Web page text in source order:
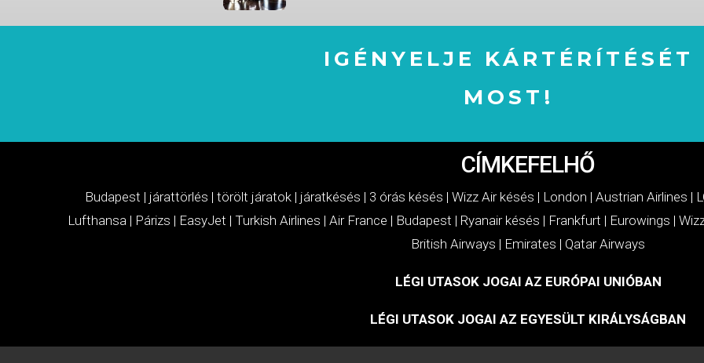
IGÉNYELJE KÁRTÉRÍTÉSÉT
MOST!
CÍMKEFELHŐ
Budapest | járattörlés | törölt járatok | járatkésés | 3 órás késés | Wizz Air késés | London | Austrian Airlines |
Lufthansa | Párizs | EasyJet | Turkish Airlines | Air France | Budapest | Ryanair késés | Frankfurt | Eurowings |
British Airways | Emirates | Qatar Airways
LÉGI UTASOK JOGAI AZ EURÓPAI UNIÓBAN
LÉGI UTASOK JOGAI AZ EGYESÜLT KIRÁLYSÁGBAN